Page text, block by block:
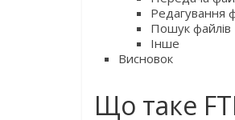
Редагування
Пошук файлів
Інше
Висновок
Що таке